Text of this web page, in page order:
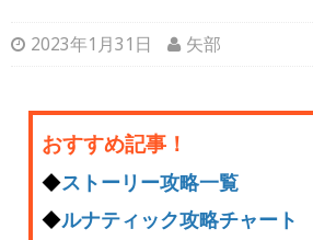
2023年1月31日 矢部
おすすめ記事！
◆ストーリー攻略一覧
◆ルナティック攻略チャート